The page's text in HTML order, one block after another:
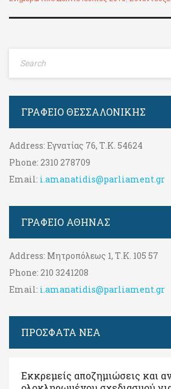
ΓΡΑΦΕΊΟ ΘΕΣΣΑΛΟΝΊΚΗΣ
Address: Εγνατίας 76, Τ.Κ. 54624
Phone: 2310 278709
Email: i.amanatidis@parliament.gr
ΓΡΑΦΕΊΟ ΑΘΉΝΑΣ
Address: Μητροπόλεως 1, Τ.Κ. 105 57
Phone: 210 3241208
Email: i.amanatidis@parliament.gr
ΠΡΟΣΦΑΤΑ ΝΕΑ
Εκκρεμείς αποζημιώσεις και